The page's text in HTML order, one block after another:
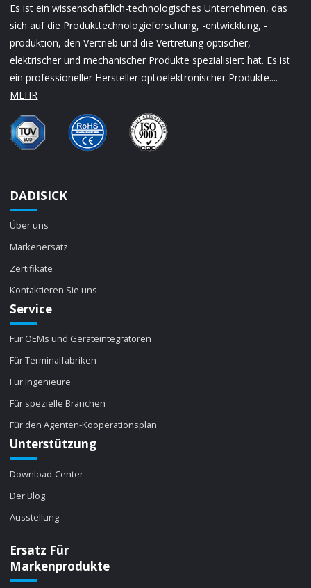
Es ist ein wissenschaftlich-technologisches Unternehmen, das
sich auf die Produkttechnologieforschung, -entwicklung, -
produktion, den Vertrieb und die Vertretung optischer,
elektrischer und mechanischer Produkte spezialisiert hat. Es ist
ein professioneller Hersteller optoelektronischer Produkte....
MEHR
DADISICK
Über uns
Markenersatz
Zertifikate
Kontaktieren Sie uns
Service
Für OEMs und Geräteintegratoren
Für Terminalfabriken
Für Ingenieure
Für spezielle Branchen
Für den Agenten-Kooperationsplan
Unterstützung
Download-Center
Der Blog
Ausstellung
Ersatz Für
Markenprodukte